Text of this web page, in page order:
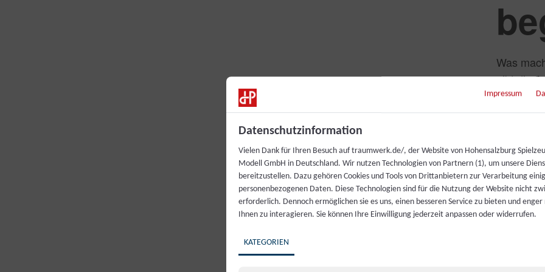
Was
gibt die
die über
Im
man
Emotion,
so
Technik
Impressum
Datenschutzinformation
Vielen Dank für Ihren Besuch auf traumwerk.de/, der Website von Hohensalzburg
Modell GmbH in Deutschland. Wir nutzen Technologien von Partnern (1), um unsere
bereitzustellen. Dazu gehören Cookies und Tools von Drittanbietern zur Verarbeitung
personenbezogenen Daten. Diese Technologien sind für die Nutzung der Website nicht
erforderlich. Dennoch ermöglichen sie es uns, einen besseren Service zu bieten und
Ihnen zu interagieren. Sie können Ihre Einwilligung jederzeit anpassen oder widerrufen.
KATEGORIEN